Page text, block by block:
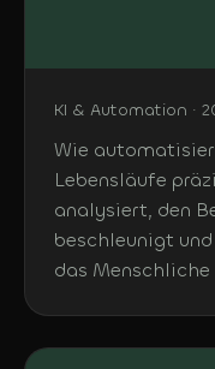
KI & Automation ·
Wie
Lebensläufe
analysiert, den
beschleunigt
das Menschliche